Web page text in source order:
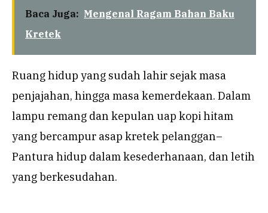
Baca Juga: Mengenal Ragam Bahan Baku
Kretek
Ruang hidup yang sudah lahir sejak masa
penjajahan, hingga masa kemerdekaan. Dalam
lampu remang dan kepulan uap kopi hitam
yang bercampur asap kretek pelanggan–
Pantura hidup dalam kesederhanaan, dan letih
yang berkesudahan.